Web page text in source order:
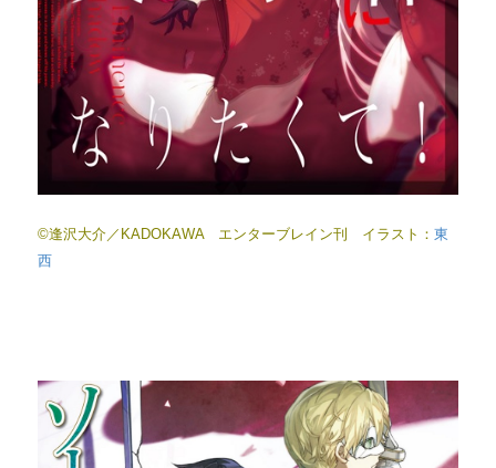
©逢沢大介／KADOKAWA エンターブレイン刊 イラスト： 東
西